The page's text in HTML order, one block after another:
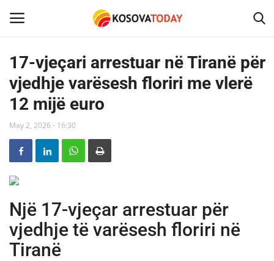
Home
KOSOVA
SHQIPERIA
MAQEDONIA
SHOWBIZ
BOTA
17-vjeçari arrestuar në Tiranë për
vjedhje varësesh floriri me vlerë
12 mijë euro
May 2, 2026 - 16:30
Një 17-vjeçar arrestuar për
vjedhje të varësesh floriri në
Tiranë